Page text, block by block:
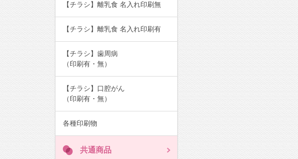
【チラシ】離乳食 名入れ印刷無
【チラシ】離乳食 名入れ印刷有
【チラシ】歯周病
（印刷有・無）
【チラシ】口腔がん
（印刷有・無）
各種印刷物
共通商品